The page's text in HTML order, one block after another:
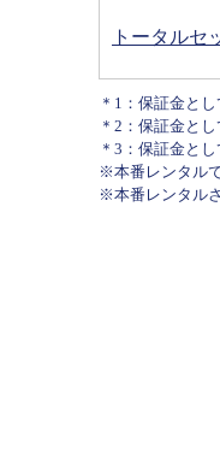
トータルセ
＊1：保証金と
＊2：保証金と
＊3：保証金と
※本番レンタル
※本番レンタル